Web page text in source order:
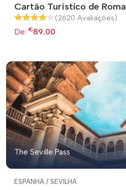
Cartão Turístico de Roma
(2620 Avaliações)
De: €89.00
The Seville Pass
ESPANHA / SEVILHA